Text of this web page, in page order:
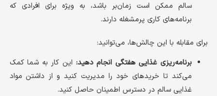
سالم ممکن است زمان‌بر باشد، به ویژه برای افرادی که
برنامه‌های کاری پرمشغله دارند.
برای مقابله با این چالش‌ها، می‌توانید:
برنامه‌ریزی غذایی هفتگی انجام دهید: این کار به شما کمک
می‌کند تا خریدهای خود را مدیریت کنید و از داشتن مواد
غذایی سالم در دسترس اطمینان حاصل کنید.